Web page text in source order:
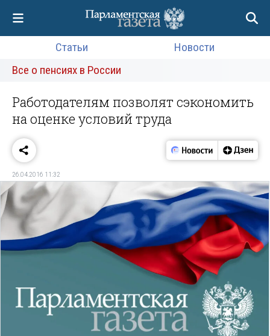
Статьи
Новости
Все о пенсиях в России
Работодателям позволят сэкономить
на оценке условий труда
26.04.2016 11:32